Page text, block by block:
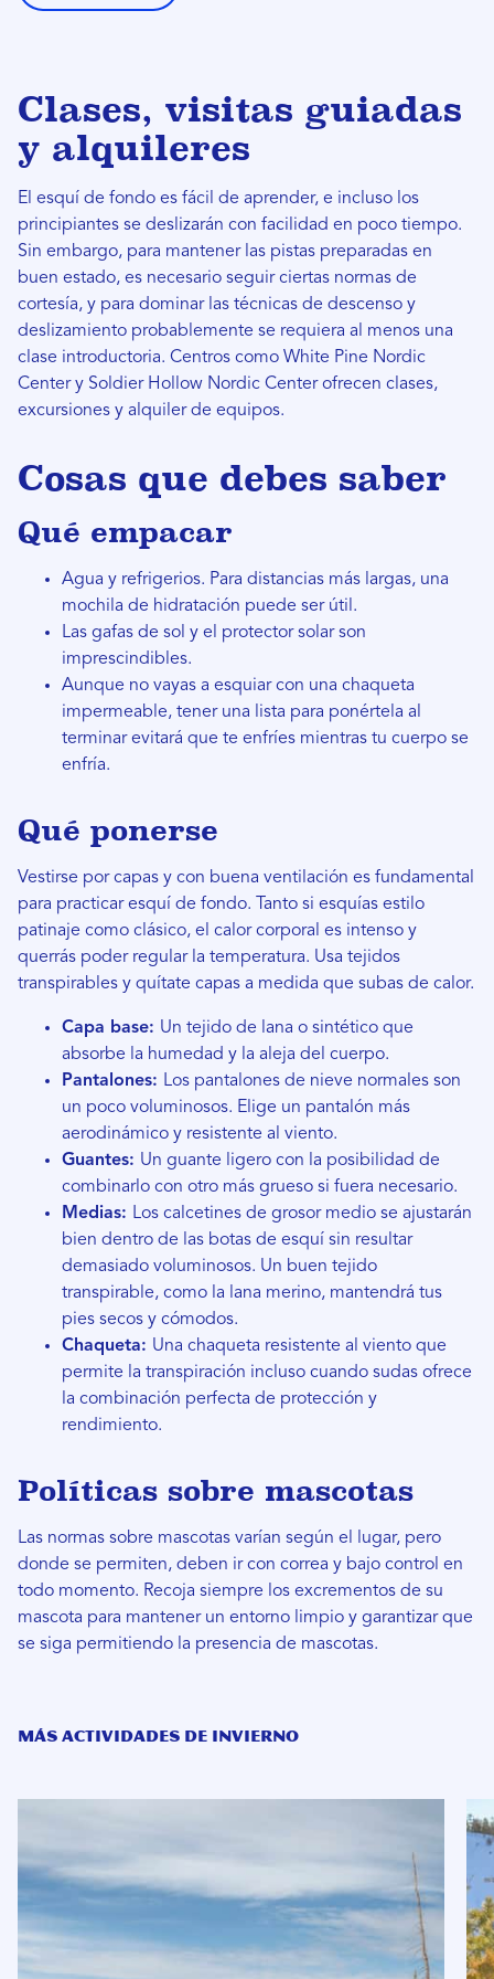
Clases, visitas guiadas
y alquileres
El esquí de fondo es fácil de aprender, e incluso los
principiantes se deslizarán con facilidad en poco tiempo.
Sin embargo, para mantener las pistas preparadas en
buen estado, es necesario seguir ciertas normas de
cortesía, y para dominar las técnicas de descenso y
deslizamiento probablemente se requiera al menos una
clase introductoria. Centros como White Pine Nordic
Center y Soldier Hollow Nordic Center ofrecen clases,
excursiones y alquiler de equipos.
Cosas que debes saber
Qué empacar
Agua y refrigerios. Para distancias más largas, una
mochila de hidratación puede ser útil.
Las gafas de sol y el protector solar son
imprescindibles.
Aunque no vayas a esquiar con una chaqueta
impermeable, tener una lista para ponértela al
terminar evitará que te enfríes mientras tu cuerpo se
enfría.
Qué ponerse
Vestirse por capas y con buena ventilación es fundamental
para practicar esquí de fondo. Tanto si esquías estilo
patinaje como clásico, el calor corporal es intenso y
querrás poder regular la temperatura. Usa tejidos
transpirables y quítate capas a medida que subas de calor.
Capa base: Un tejido de lana o sintético que
absorbe la humedad y la aleja del cuerpo.
Pantalones: Los pantalones de nieve normales son
un poco voluminosos. Elige un pantalón más
aerodinámico y resistente al viento.
Guantes: Un guante ligero con la posibilidad de
combinarlo con otro más grueso si fuera necesario.
Medias: Los calcetines de grosor medio se ajustarán
bien dentro de las botas de esquí sin resultar
demasiado voluminosos. Un buen tejido
transpirable, como la lana merino, mantendrá tus
pies secos y cómodos.
Chaqueta: Una chaqueta resistente al viento que
permite la transpiración incluso cuando sudas ofrece
la combinación perfecta de protección y
rendimiento.
Políticas sobre mascotas
Las normas sobre mascotas varían según el lugar, pero
donde se permiten, deben ir con correa y bajo control en
todo momento. Recoja siempre los excrementos de su
mascota para mantener un entorno limpio y garantizar que
se siga permitiendo la presencia de mascotas.
MÁS ACTIVIDADES DE INVIERNO